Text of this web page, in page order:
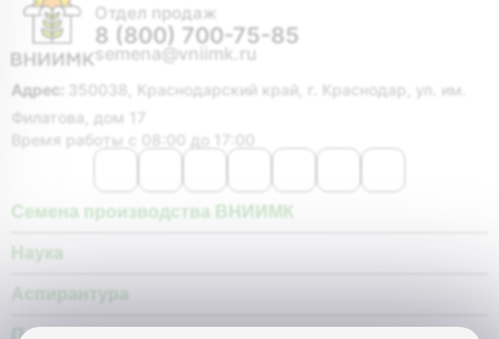
Отдел продаж
8 (800) 700-75-85
semena@vniimk.ru
Адрес:
350038, Краснодарский край, г. Краснодар, ул. им.
Филатова, дом 17
Время работы с 08:00 до 17:00
Семена производства ВНИИМК
Наука
Аспирантура
Покупателю